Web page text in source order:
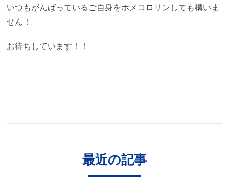
いつもがんばっているご自身をホメコロリンしても構いま
せん！
お待ちしています！！
最近の記事